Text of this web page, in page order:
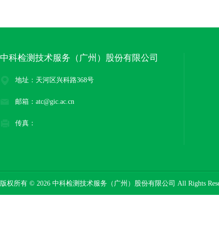
中科检测技术服务（广州）股份有限公司
地址：天河区兴科路368号
邮箱：atc@gic.ac.cn
传真：
版权所有 © 2026 中科检测技术服务（广州）股份有限公司 All Rights